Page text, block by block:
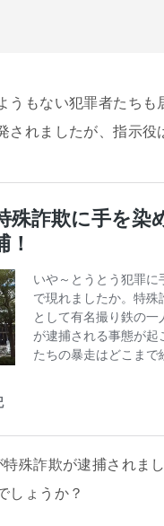
もない犯罪者たちも
されましたが、指示役
殊詐欺が逮捕されま
しょうか？